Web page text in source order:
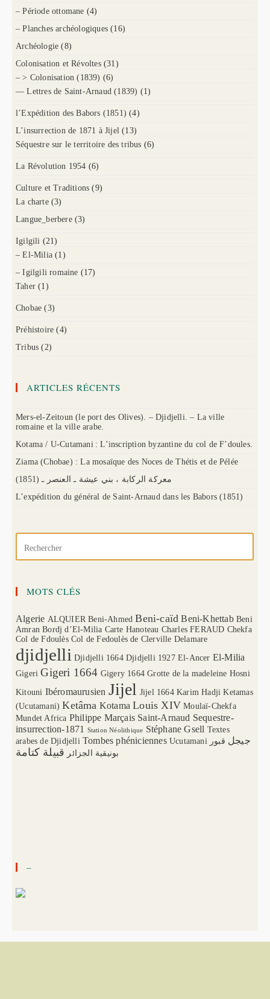
– Période ottomane (4)
– Planches archéologiques (16)
Archéologie (8)
Colonisation et Révoltes (31)
– > Colonisation (1839) (6)
— Lettres de Saint-Arnaud (1839) (1)
l’Expédition des Babors (1851) (4)
L’insurrection de 1871 à Jijel (13)
Séquestre sur le territoire des tribus (6)
La Révolution 1954 (6)
Culture et Traditions (9)
La charte (3)
Langue_berbere (3)
Igilgili (21)
– El-Milia (1)
– Igilgili romaine (17)
Taher (1)
Chobae (3)
Préhistoire (4)
Tribus (2)
ARTICLES RÉCENTS
Mers-el-Zeitoun (le port des Olives). – Djidjelli. – La ville
romaine et la ville arabe.
Kotama / U-Cutamani : L’inscription byzantine du col de F’doules.
Ziama (Chobae) : La mosaïque des Noces de Thétis et de Pélée
(1851) معركة الركابة ، بني عيشة ـ العنصر ـ
L’expédition du général de Saint-Arnaud dans les Babors (1851)
MOTS CLÉS
Algerie ALQUIER Beni-Ahmed Beni-caïd Beni-Khettab Beni
Amran Bordj d’El-Milia Carte Hanoteau Charles FERAUD Chekfa
Col de Fdoulès Col de Fedoulès de Clerville Delamare
djidjelli Djidjelli 1664 Djidjelli 1927 El-Ancer El-Milia
Gigeri Gigeri 1664 Gigery 1664 Grotte de la madeleine Hosni
Kitouni Ibéromaurusien Jijel Jijel 1664 Karim Hadji Ketamas
(Ucutamani) Ketâma Kotama Louis XIV Moulaï-Chekfa
Mundet Africa Philippe Marçais Saint-Arnaud Sequestre-
insurrection-1871
Station Néolithique Stéphane Gsell Textes
arabes de Djidjelli Tombes phéniciennes Ucutamani جيجل قبور
بونيقية الجزائر قبيلة كتامة
–